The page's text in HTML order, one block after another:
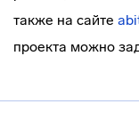
также на сайте
проекта можно